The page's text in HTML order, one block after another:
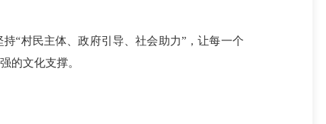
“村民主体、政府引导、社会助力”，让每一个
的文化支撑。